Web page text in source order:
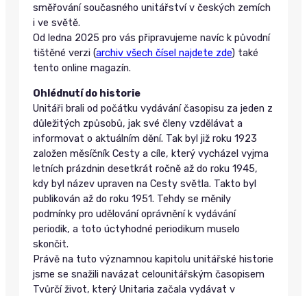
směřování současného unitářství v českých zemích
i ve světě.
Od ledna 2025 pro vás připravujeme navíc k původní
tištěné verzi (archiv všech čísel najdete zde) také
tento online magazín.
Ohlédnutí do historie
Unitáři brali od počátku vydávání časopisu za jeden z
důležitých způsobů, jak své členy vzdělávat a
informovat o aktuálním dění. Tak byl již roku 1923
založen měsíčník Cesty a cíle, který vycházel vyjma
letních prázdnin desetkrát ročně až do roku 1945,
kdy byl název upraven na Cesty světla. Takto byl
publikován až do roku 1951. Tehdy se měnily
podmínky pro udělování oprávnění k vydávání
periodik, a toto úctyhodné periodikum muselo
skončit.
Právě na tuto významnou kapitolu unitářské historie
jsme se snažili navázat celounitářským časopisem
Tvůrčí život, který Unitaria začala vydávat v